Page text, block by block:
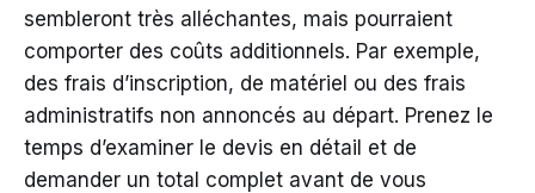
sembleront très alléchantes, mais pourraient
comporter des coûts additionnels. Par exemple,
des frais d’inscription, de matériel ou des frais
administratifs non annoncés au départ. Prenez le
temps d’examiner le devis en détail et de
demander un total complet avant de vous